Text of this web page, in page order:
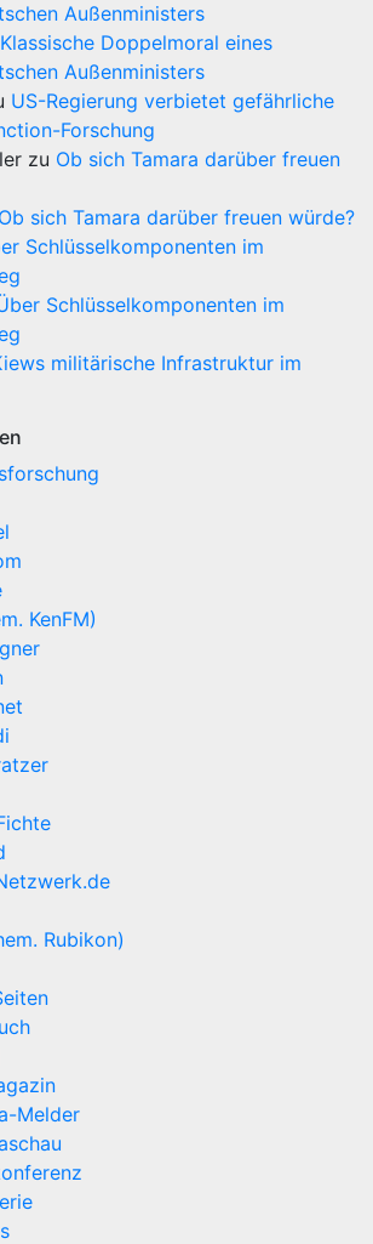
Außenministers
Klassische Doppelmoral eines
Außenministers
US-Regierung verbietet gefährliche
Forschung
zu Ob sich Tamara darüber freuen
Ob sich Tamara darüber freuen würde?
Schlüsselkomponenten im
Schlüsselkomponenten im
militärische Infrastruktur im
KenFM)
Rubikon)
Melder